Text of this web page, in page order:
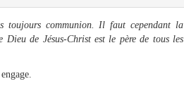
toujours communion. Il faut cependant la
Dieu de Jésus-Christ est le père de tous les